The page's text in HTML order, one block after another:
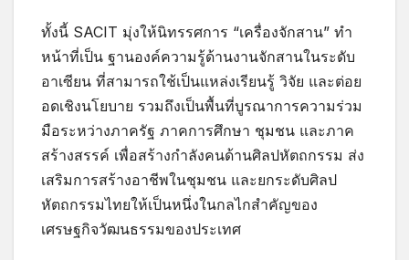
ทั้งนี้ SACIT มุ่งให้นิทรรศการ “เครื่องจักสาน” ทำ
หน้าที่เป็น ฐานองค์ความรู้ด้านงานจักสานในระดับ
อาเซียน ที่สามารถใช้เป็นแหล่งเรียนรู้ วิจัย และต่อย
อดเชิงนโยบาย รวมถึงเป็นพื้นที่บูรณาการความร่วม
มือระหว่างภาครัฐ ภาคการศึกษา ชุมชน และภาค
สร้างสรรค์ เพื่อสร้างกำลังคนด้านศิลปหัตถกรรม ส่ง
เสริมการสร้างอาชีพในชุมชน และยกระดับศิลป
หัตถกรรมไทยให้เป็นหนึ่งในกลไกสำคัญของ
เศรษฐกิจวัฒนธรรมของประเทศ